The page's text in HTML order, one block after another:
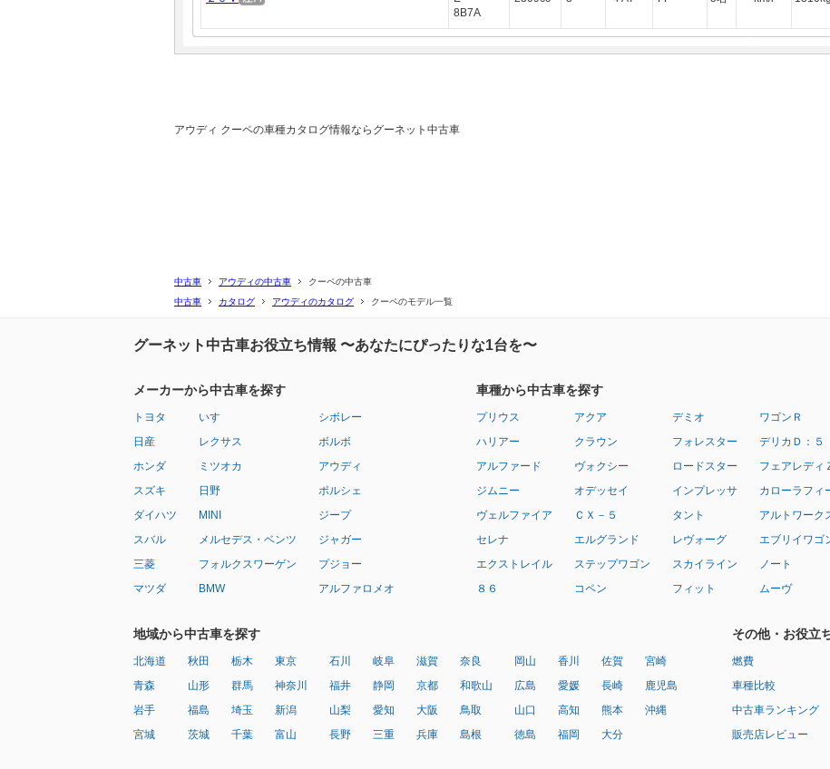
8B7A
アウディ クーペの車種カタログ情報ならグーネット中古車
中古車 アウディの中古車
クーペの中古車
中古車
カタログ アウディのカタログ クーペのモデル一覧
グーネット中古車お役立ち情報 〜あなたにぴったりな1台を〜
メーカーから中古車を探す
トヨタ
日産
ホンダ
スズキ
ダイハツ
スバル
三菱
マツダ
いすゞ
レクサス
ミツオカ
日野
MINI
メルセデス・ベンツ
フォルクスワーゲン
BMW
シボレー
ボルボ
アウディ
ポルシェ
ジープ
ジャガー
プジョー
アルファロメオ
車種から中古車を探す
プリウス
ハリアー
アルファード
ジムニー
ヴェルファイア
セレナ
エクストレイル
８６
アクア
クラウン
ヴォクシー
オデッセイ
ＣＸ－５
エルグランド
ステップワゴン
コペン
デミオ
フォレスター
ロードスター
インプレッサ
タント
レヴォーグ
スカイライン
フィット
ワゴンＲ
デリカＤ：５
フェアレディ
カローラフィ
アルトワーク
エブリイワゴ
ノート
ムーヴ
地域から中古車を探す
北海道
青森
岩手
宮城
秋田
山形
福島
茨城
栃木
群馬
埼玉
千葉
東京
神奈川
新潟
富山
石川
福井
山梨
長野
岐阜
静岡
愛知
三重
滋賀
京都
大阪
兵庫
奈良
和歌山
鳥取
島根
岡山
広島
山口
徳島
香川
愛媛
高知
福岡
佐賀
長崎
熊本
大分
宮崎
鹿児島
沖縄
その他・お役立
燃費
車種比較
中古車ランキング
販売店レビュー